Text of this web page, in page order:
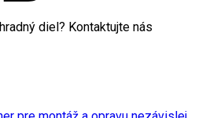
diel? Kontaktujte nás